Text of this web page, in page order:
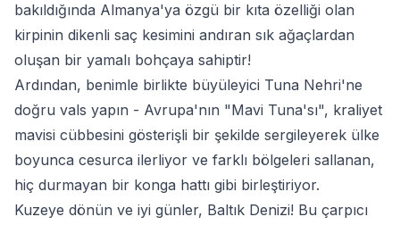
bakıldığında Almanya'ya özgü bir kıta özelliği olan
kirpinin dikenli saç kesimini andıran sık ağaçlardan
oluşan bir yamalı bohçaya sahiptir!
Ardından, benimle birlikte büyüleyici Tuna Nehri'ne
doğru vals yapın - Avrupa'nın "Mavi Tuna'sı", kraliyet
mavisi cübbesini gösterişli bir şekilde sergileyerek ülke
boyunca cesurca ilerliyor ve farklı bölgeleri sallanan,
hiç durmayan bir konga hattı gibi birleştiriyor.
Kuzeye dönün ve iyi günler, Baltık Denizi! Bu çarpıcı